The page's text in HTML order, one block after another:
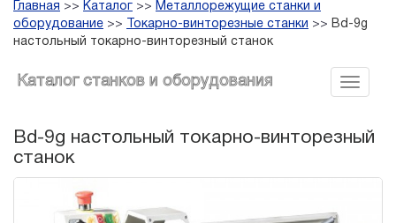
Главная >> Каталог >> Металлорежущие станки и
оборудование >> Токарно-винторезные станки >> Bd-9g
настольный токарно-винторезный станок
Каталог станков и оборудования
Bd-9g настольный токарно-винторезный
станок